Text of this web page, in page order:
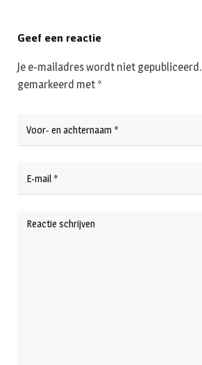
Geef een reactie
Je e-mailadres wordt niet gepubliceerd.
gemarkeerd met *